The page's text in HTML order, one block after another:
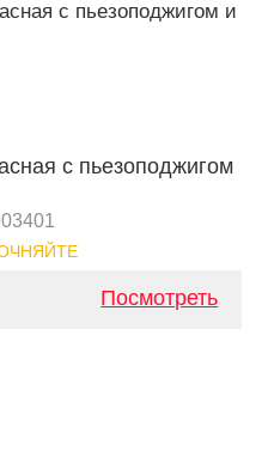
с пьезоподжигом
Посмотреть